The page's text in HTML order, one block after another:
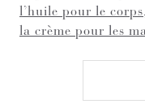
l’huile pour le corps
la crème pour les